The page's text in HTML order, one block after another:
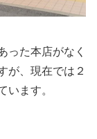
った本店がなく
が、現在では２
います。